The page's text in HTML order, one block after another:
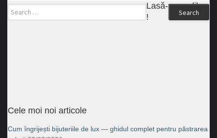
Search
Lasă-ne un like
!
Cele moi noi articole
Cum îngrijești bijuteriile de lux — ghidul complet pentru păstrarea